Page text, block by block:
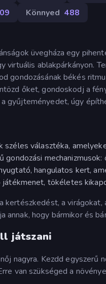
Könnyed 488
üvegháza egy
virtuális ablakpárkányon.
gondozásának békés
őket, gondoskodj a
gyűjteményedet, úgy
széles választéka,
gondozási
hangulatos kert,
tökéletes
kertészkedést, a virágokat,
annak, hogy bármikor és
játszani
nagyra. Kezdd
van szükséged a